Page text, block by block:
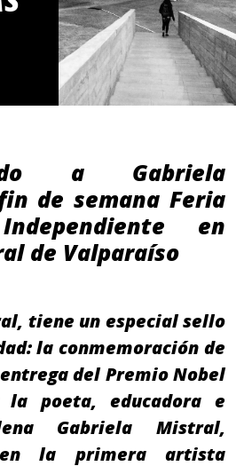
a Gabriela
de semana Feria
en
de Valparaíso
tiene un especial sello
la conmemoración de
del Premio Nobel
poeta, educadora e
Gabriela Mistral,
en la primera artista